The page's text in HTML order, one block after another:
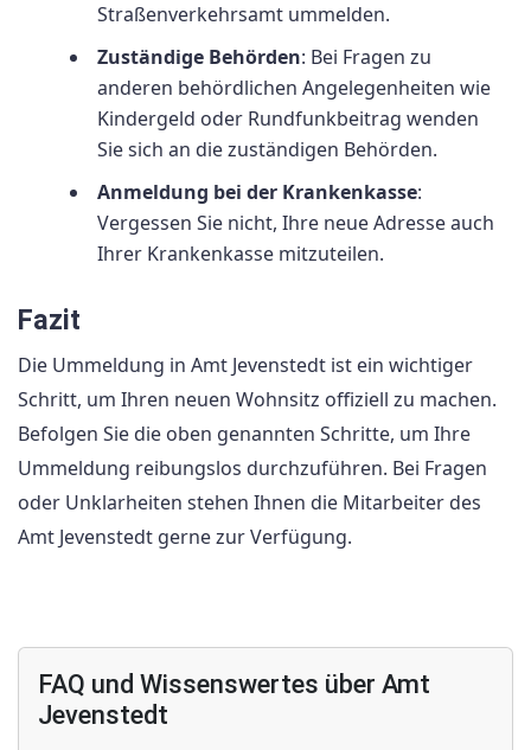
Straßenverkehrsamt ummelden.
Zuständige Behörden: Bei Fragen zu
anderen behördlichen Angelegenheiten wie
Kindergeld oder Rundfunkbeitrag wenden
Sie sich an die zuständigen Behörden.
Anmeldung bei der Krankenkasse:
Vergessen Sie nicht, Ihre neue Adresse auch
Ihrer Krankenkasse mitzuteilen.
Fazit
Die Ummeldung in Amt Jevenstedt ist ein wichtiger
Schritt, um Ihren neuen Wohnsitz offiziell zu machen.
Befolgen Sie die oben genannten Schritte, um Ihre
Ummeldung reibungslos durchzuführen. Bei Fragen
oder Unklarheiten stehen Ihnen die Mitarbeiter des
Amt Jevenstedt gerne zur Verfügung.
FAQ und Wissenswertes über Amt
Jevenstedt